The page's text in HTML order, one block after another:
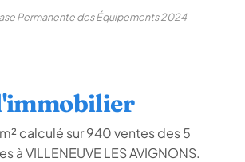
Permanente des Équipements 2024
calculé sur 940 ventes des 5
à VILLENEUVE LES AVIGNONS.